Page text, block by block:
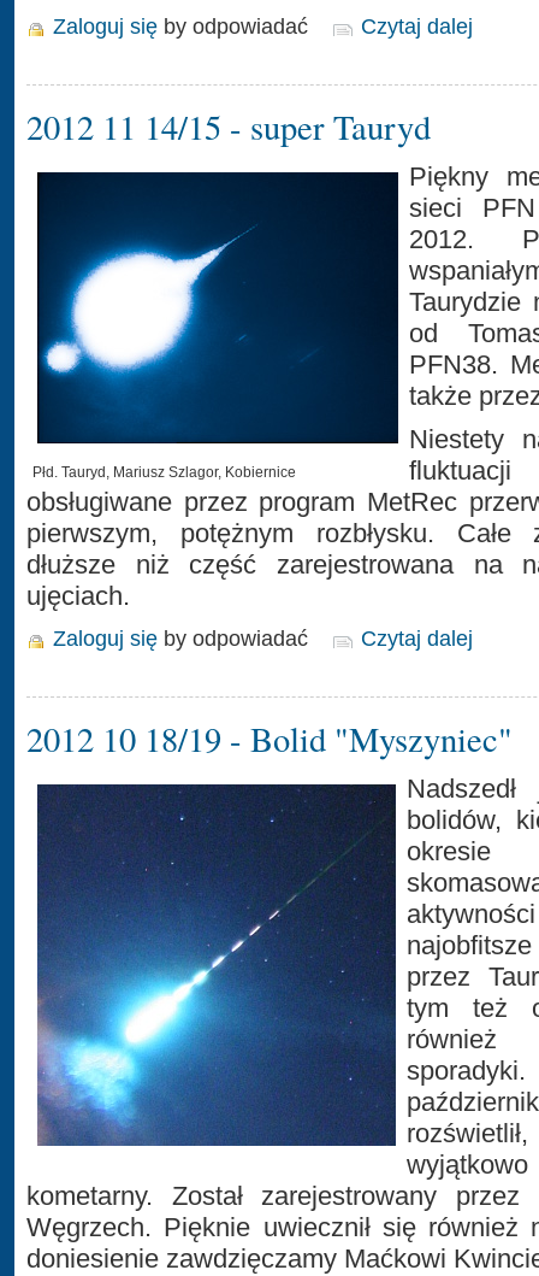
Zaloguj się by odpowiadać Czytaj dalej
2012 11 14/15 - super Tauryd
Płd. Tauryd, Mariusz Szlagor, Kobiernice
Piękny
sieci
2012.
Taurydzie
od
PFN38.
także
Niestety
obsługiwane przez program MetRec
pierwszym, potężnym rozbłysku. Całe
dłuższe niż część zarejestrowana na
ujęciach.
Zaloguj się by odpowiadać Czytaj dalej
2012 10 18/19 - Bolid "Myszyniec"
bolidów,
przez
tym też
również
kometarny. Został zarejestrowany
Węgrzech. Pięknie uwiecznił się również
doniesienie zawdzięczamy Maćkowi